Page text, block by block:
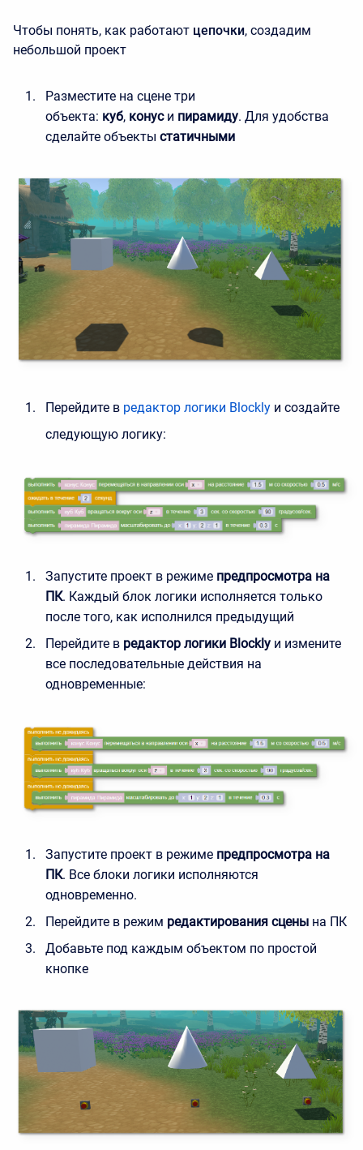
Чтобы понять, как работают цепочки, создадим
небольшой проект
Разместите на сцене три
объекта: куб, конус и пирамиду. Для удобства
сделайте объекты статичными
Перейдите в редактор логики Blockly и создайте
следующую логику:
Запустите проект в режиме предпросмотра на
ПК. Каждый блок логики исполняется только
после того, как исполнился предыдущий
Перейдите в редактор логики Blockly и измените
все последовательные действия на
одновременные:
Запустите проект в режиме предпросмотра на
ПК. Все блоки логики исполняются
одновременно.
Перейдите в режим редактирования сцены на ПК
Добавьте под каждым объектом по простой
кнопке